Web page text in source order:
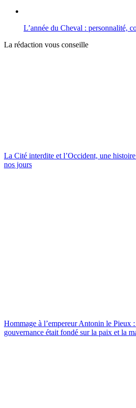
L’année du Cheval : personnalité,
La rédaction vous conseille
La Cité interdite et l’Occident, une
nos jours
Hommage à l’empereur Antonin le Pieux
gouvernance était fondé sur la paix et la